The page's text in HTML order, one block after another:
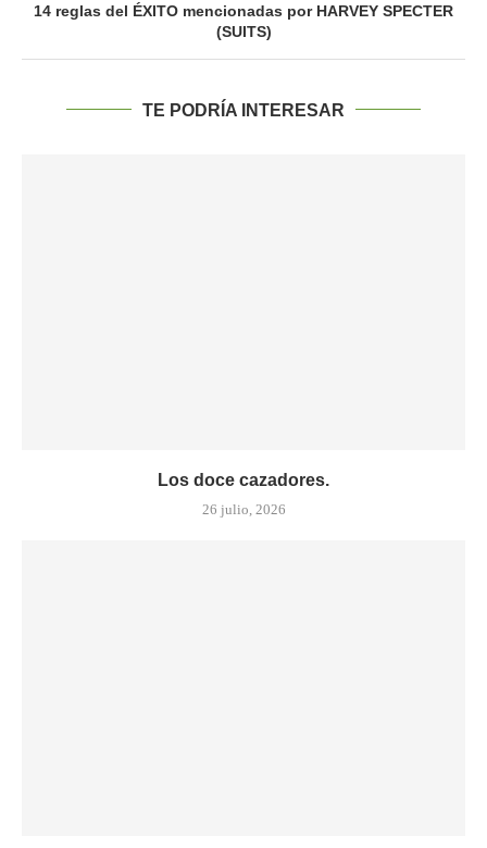
14 reglas del ÉXITO mencionadas por HARVEY SPECTER
(SUITS)
TE PODRÍA INTERESAR
Los doce cazadores.
26 julio, 2026